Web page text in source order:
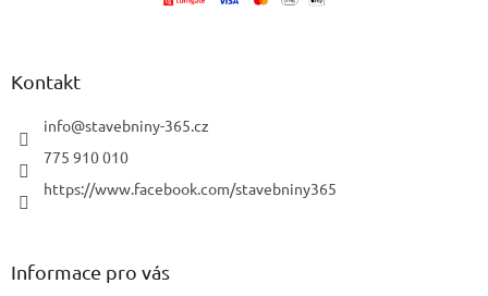
Kontakt
info@stavebniny-365.cz
775 910 010
https://www.facebook.com/stavebniny365
Informace pro vás